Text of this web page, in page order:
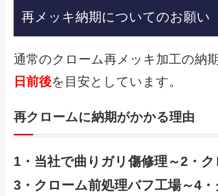
再メッキ納期についてのお願い
通常のクローム再メッキ加工の納
日前後を目安としています。
再クロームに納期がかかる理由
1・当社で曲りガリ傷修理～2・
3・クローム前処理バフ工場～4